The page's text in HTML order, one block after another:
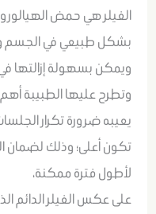
الفيلر هي حمض
بشكل طبيعي في الجسم
ويمكن بسهولة إزالتها
وتطرح عليها الطبيبة
يعيبه ضرورة تكرار
تكون أعلى؛ وذلك
لأطول فترة ممكنة،
على عكس الفيلر الدائم